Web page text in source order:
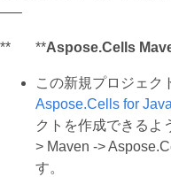
—–
** **Aspose.Cells
この新規プロジェク
Aspose.Cells for Java
クトを作成できるよ
> Maven ->
す。